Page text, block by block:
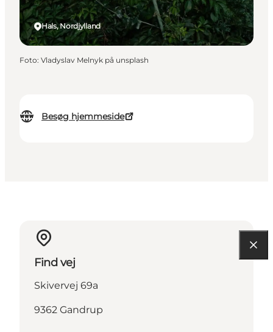
Besøg hjemmeside
Hals, Nordjylland
Foto: Vladyslav Melnyk på unsplash
Find vej
Skivervej 69a
9362 Gandrup